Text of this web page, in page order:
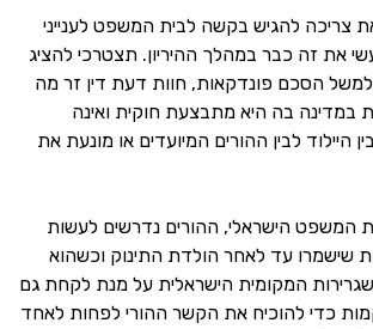
צריכה להגיש בקשה לבית המשפט לענייני
את זה כבר במהלך ההיריון. תצטרכי להציג
הסכם פונדקאות, חוות דעת דין זר מה
במדינה בה היא מתבצעת חוקית ואינה
לבין ההורים המיועדים או מונעת את
המשפט הישראלי, ההורים נדרשים לעשות
שישמרו עד לאחר הולדת התינוק וכשהוא
המקומית הישראלית על מנת לקחת גם
כדי להוכיח את הקשר ההורי לפחות לאחד